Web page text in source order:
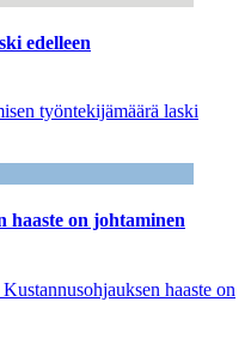
edelleen
työntekijämäärä laski
haaste on johtaminen
haaste on